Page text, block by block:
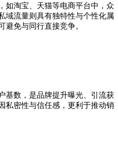
如淘宝、天猫等电商平台中，众
域流量则具有独特性与个性化属
避免与同行直接竞争。
基数，是品牌提升曝光、引流获
私密性与信任感，更利于推动销